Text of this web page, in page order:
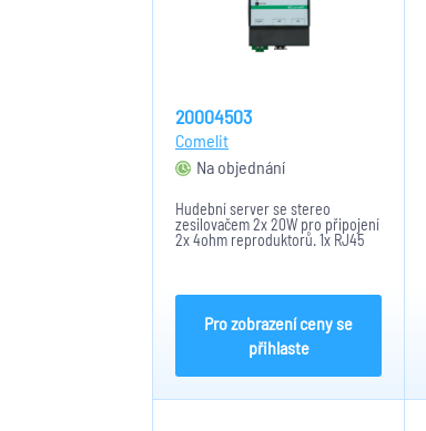
20004503
Comelit
Na objednání
Hudební server se stereo
zesilovačem 2x 20W pro připojení
2x 4ohm reproduktorů. 1x RJ45
port pro připojení do ethernetu
(max 32GB flash disk),...
Pro zobrazení ceny se
přihlaste